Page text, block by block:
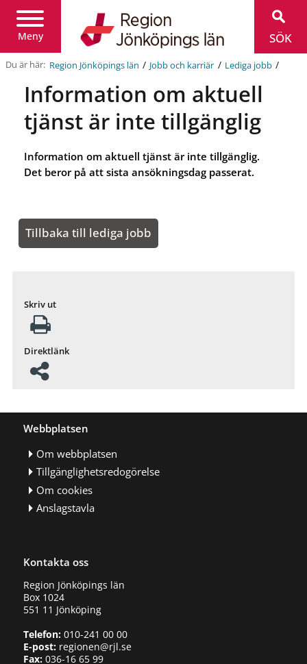
Meny
Jönköpings
län
SÖK
Du är här: Region Jönköpings län / Jobb och karriär / Lediga jobb /
Information om aktuell
tjänst är inte tillgänglig
Information om aktuell tjänst är inte tillgänglig.
Det beror på att sista ansökningsdag passerat.
Tillbaka till lediga jobb
Skriv ut
Direktlänk
Webbplatsen
Om webbplatsen
Tillgänglighetsredogörelse
Om cookies
Anslagstavla
Kontakta oss
Region Jönköpings län
Box 1024
551 11 Jönköping
Telefon:010-241 00 00
E-post:regionen@rjl.se
Fax: 036-16 65 99